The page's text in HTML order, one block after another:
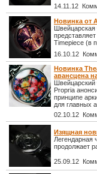
14.11.12
Новинка от
Швейцарская
Timepiece (в
16.10.12
Новинка
авансцена
Швейцарский
Propria
принципе
для главных
02.10.12
Изящная
Легендарная
продолжает
25.09.12